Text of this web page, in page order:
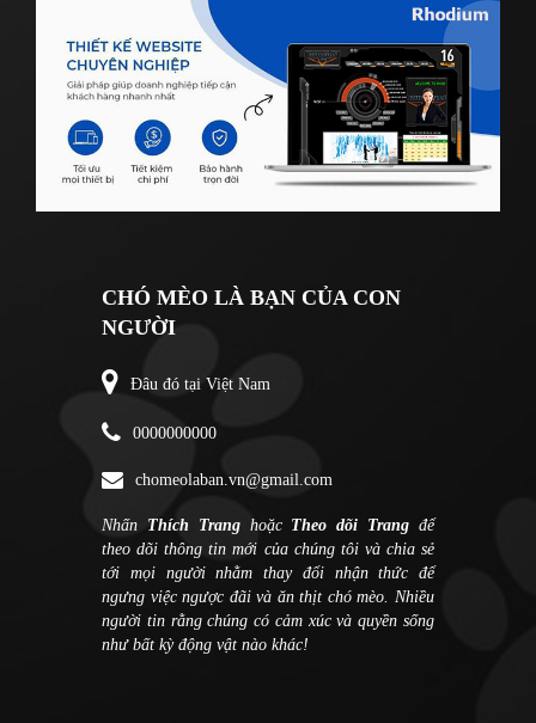
CHÓ MÈO LÀ BẠN CỦA CON
NGƯỜI
Đâu đó tại Việt Nam
0000000000
chomeolaban.vn@gmail.com
Nhấn Thích Tranghoặc Theo dõi Trang để
theo dõi thông tin mới của chúng tôi và chia sẻ
tới mọi người nhằm thay đổi nhận thức để
ngưng việc ngược đãi và ăn thịt chó mèo. Nhiều
người tin rằng chúng có cảm xúc và quyền sống
như bất kỳ động vật nào khác!